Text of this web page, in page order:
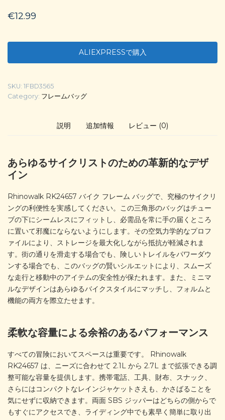
€12.99
ALIEXPRESSで購入
SKU: 1FBD3565
Category: フレームバッグ
説明 追加情報 レビュー (0)
あらゆるサイクリストのための革新的なデザ
イン
Rhinowalk RK24657 バイク フレーム バッグで、究極のサイクリ
ングの利便性を実感してください。この三角形のバッグはチュー
ブの下にシームレスにフィットし、必需品を常に手の届くところ
に置いて邪魔にならないようにします。その空気力学的なプロフ
ァイルにより、ストレージを最大化しながら抵抗が軽減されま
す。街の通りを滑走する場合でも、険しいトレイルをパワーダウ
ンする場合でも、このバッグの賢いシルエットにより、スムーズ
な走行と移動中のアイテムの安全性が保たれます。また、ミニマ
ルなデザインはあらゆるバイクスタイルにマッチし、フォルムと
機能の両方を際立たせます。
柔軟な容量による余裕のあるパフォーマンス
すべての冒険においてスペースは重要です。 Rhinowalk
RK24657 は、ニーズに合わせて 2.1L から 2.7L まで拡張できる調
整可能な容量を提供します。携帯電話、工具、財布、スナック、
さらにはコンパクトなレインジャケットさえも、かさばることを
気にせずに収納できます。両面 SBS ジッパーはどちらの側からで
もすぐにアクセスでき、ライディング中でも素早く簡単に取り出